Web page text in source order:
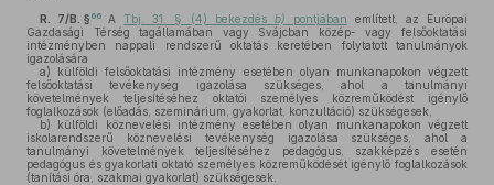
R. 7/B. § 66 A Tbj. 31. § (4) bekezdés b) pontjában említett, az Európai
Gazdasági Térség tagállamában vagy Svájcban közép- vagy felsőoktatási
intézményben nappali rendszerű oktatás keretében folytatott tanulmányok
igazolására
a) külföldi felsőoktatási intézmény esetében olyan munkanapokon végzett
felsőoktatási tevékenység igazolása szükséges, ahol a tanulmányi
követelmények teljesítéséhez oktatói személyes közreműködést igénylő
foglalkozások (előadás, szeminárium, gyakorlat, konzultáció) szükségesek,
b) külföldi köznevelési intézmény esetében olyan munkanapokon végzett
iskolarendszerű köznevelési tevékenység igazolása szükséges, ahol a
tanulmányi követelmények teljesítéséhez pedagógus, szakképzés esetén
pedagógus és gyakorlati oktató személyes közreműködését igénylő foglalkozások
(tanítási óra, szakmai gyakorlat) szükségesek.